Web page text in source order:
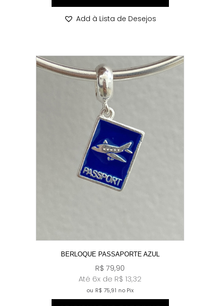
Add à Lista de Desejos
BERLOQUE PASSAPORTE AZUL
R$ 79,90
Até 6x de R$ 13,32
ou R$ 75,91 no Pix